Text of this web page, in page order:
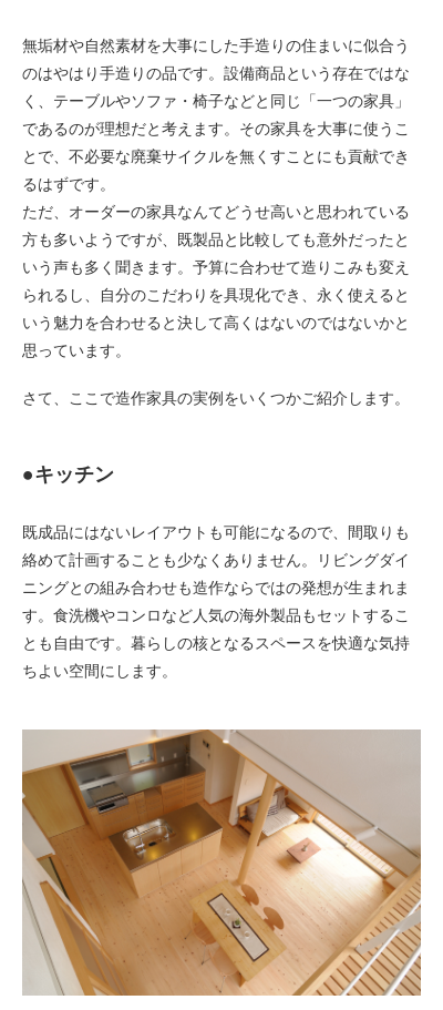
無垢材や自然素材を大事にした手造りの住まいに似合う
のはやはり手造りの品です。設備商品という存在ではな
く、テーブルやソファ・椅子などと同じ「一つの家具」
であるのが理想だと考えます。その家具を大事に使うこ
とで、不必要な廃棄サイクルを無くすことにも貢献でき
るはずです。
ただ、オーダーの家具なんてどうせ高いと思われている
方も多いようですが、既製品と比較しても意外だったと
いう声も多く聞きます。予算に合わせて造りこみも変え
られるし、自分のこだわりを具現化でき、永く使えると
いう魅力を合わせると決して高くはないのではないかと
思っています。
さて、ここで造作家具の実例をいくつかご紹介します。
●キッチン
既成品にはないレイアウトも可能になるので、間取りも
絡めて計画することも少なくありません。リビングダイ
ニングとの組み合わせも造作ならではの発想が生まれま
す。食洗機やコンロなど人気の海外製品もセットするこ
とも自由です。暮らしの核となるスペースを快適な気持
ちよい空間にします。